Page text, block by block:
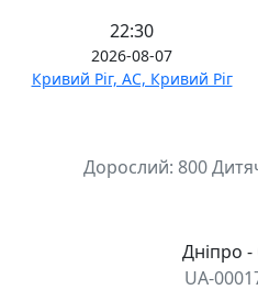
22:30
2026-08-07
Кривий Ріг, АС, Кривий Ріг
Дорослий: 800
Дніпро
UA-